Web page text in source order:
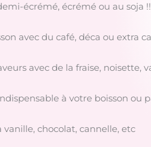
écrémé, écrémé ou au soja
avec du café, déca ou extra
avec de la fraise, noisette,
à votre boisson ou
chocolat, cannelle, etc